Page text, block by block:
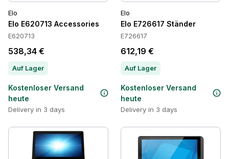
Elo
Elo E620713 Accessories
E620713
538,34 €
Auf Lager
Kostenloser Versand
heute
Delivery in 3 days
Elo
Elo E726617 Ständer
E726617
612,19 €
Auf Lager
Kostenloser Versand
heute
Delivery in 3 days